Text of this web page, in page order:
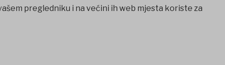
pregledniku i na većini ih web mjesta koriste za